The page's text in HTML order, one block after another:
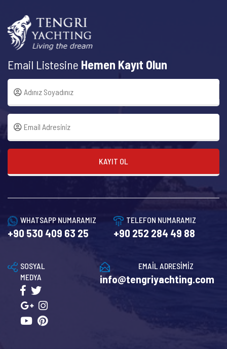
Email Listesine Hemen Kayıt Olun
KAYIT OL
WHATSAPP NUMARAMIZ
+90 530 409 63 25
TELEFON NUMARAMIZ
+90 252 284 49 88
EMAİL ADRESİMİZ
info@tengriyachting.com
SOSYAL
MEDYA